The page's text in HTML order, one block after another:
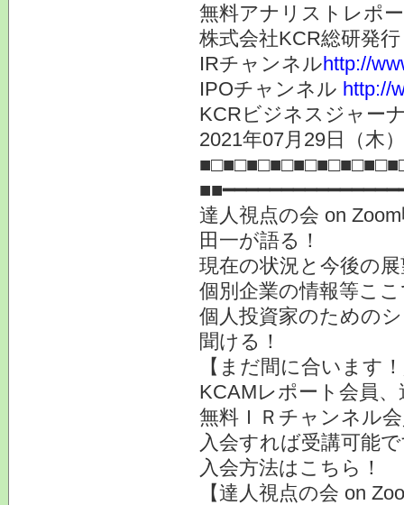
無料アナリストレポ
株式会社
IRチャンネルhttp://
IPOチャンネル http://
KCRビジネスジャー
2021年07月29日（木
達人視点の会 on
田一が語る！
現在の状況と今後の
個別企業の情報等こ
個人投資家のための
聞ける！
【まだ間に合います
KCAMレポート会員
無料ＩＲチャンネル
入会すれば受講可能
入会方法はこちら
【達人視点の会 on